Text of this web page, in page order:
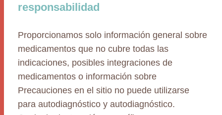
responsabilidad
Proporcionamos solo información general sobre
medicamentos que no cubre todas las
indicaciones, posibles integraciones de
medicamentos o información sobre
Precauciones en el sitio no puede utilizarse
para autodiagnóstico y autodiagnóstico.